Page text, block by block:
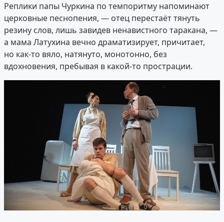
Реплики папы Чуркина по темпоритму напоминают
церковные песнопения, — отец перестаёт тянуть
резину слов, лишь завидев ненавистного таракана, —
а мама Латухина вечно драматизирует, причитает,
но как-то вяло, натянуто, монотонно, без
вдохновения, пребывая в какой-то прострации.